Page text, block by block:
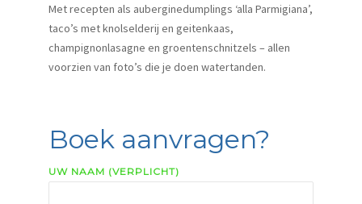
Met recepten als auberginedumplings ‘alla Parmigiana’,
taco’s met knolselderij en geitenkaas,
champignonlasagne en groentenschnitzels – allen
voorzien van foto’s die je doen watertanden.
Boek aanvragen?
UW NAAM (VERPLICHT)